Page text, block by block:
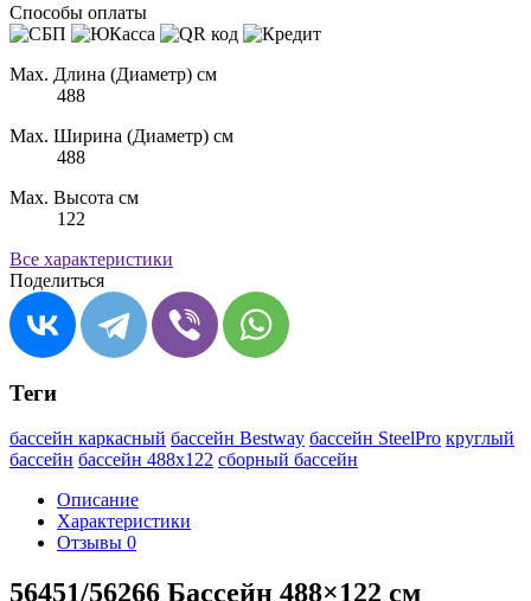
Способы оплаты
Max. Длина (Диаметр) см
488
Max. Ширина (Диаметр) см
488
Max. Высота см
122
Все характеристики
Поделиться
Теги
бассейн каркасный бассейн Bestway бассейн SteelPro круглый
бассейн бассейн 488х122 сборный бассейн
Описание
Характеристики
Отзывы 0
56451/56266 Бассейн 488×122 см